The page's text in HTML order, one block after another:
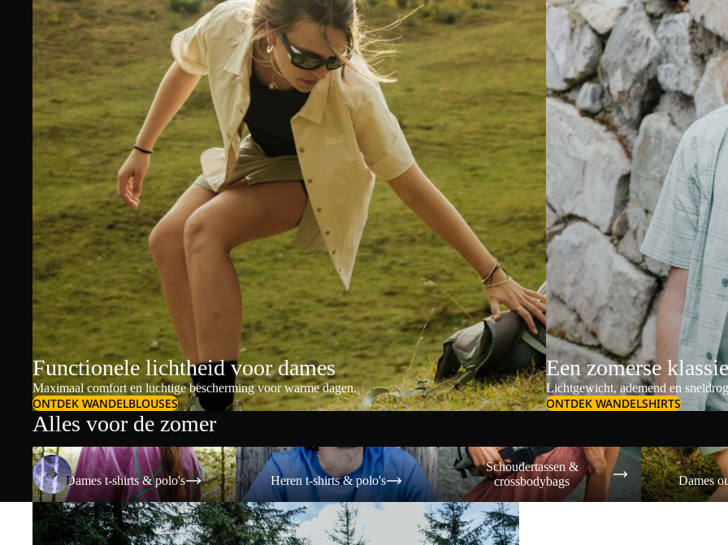
Functionele lichtheid voor dames
Maximaal comfort en luchtige bescherming voor warme dagen.
ONTDEK WANDELBLOUSES
Een zomerse
Lichtgewicht, ademend en
ONTDEK WANDELSHIRTS
Alles voor de zomer
Dames t-shirts & polo's
Dames t-shirts & polo's
Heren t-shirts & polo's
Heren t-shirts & polo's
Schoudertassen & crossbodybags
Schoudertassen &
crossbodybags
Dames outdoor
Dames